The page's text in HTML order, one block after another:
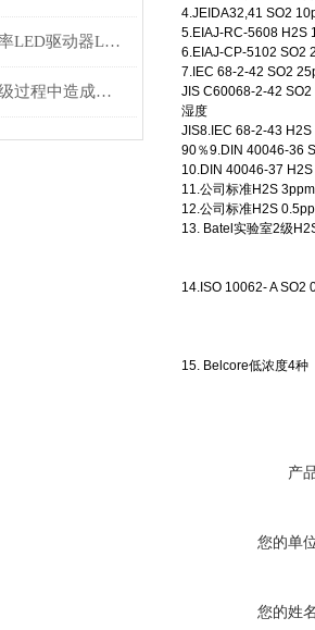
荧光显微镜的高功率LED驱动器Lambda FLED的特点
陶瓷精密材料在分级过程中造成的损伤如何解决-日本气流纳米分级机
4.JEIDA32,41 SO2
5.EIAJ-RC-5608 H2S
6.EIAJ-CP-5102 SO2
7.IEC 68-2-42 SO2
JIS C60068-2-42
湿度
JIS8.IEC 68-2-43
90％9.DIN 40046-36
10.DIN 40046-37
11.公司标准H2S
12.公司标准H2S
13. Batel实验室2级
14.ISO 10062- A
15. Belcore低浓度4种
产
您的单
您的姓